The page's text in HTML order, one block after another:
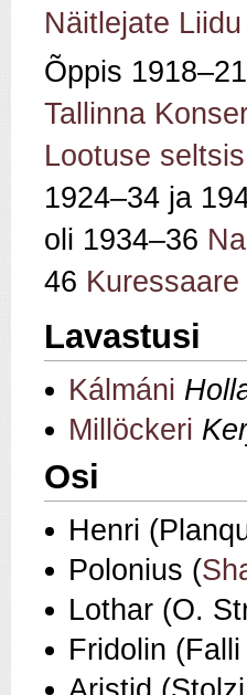
Näitlejate Liidu
Õppis 1918–21
Tallinna
Lootuse seltsis
1924–34 ja
oli 1934–36
46 Kuressaare
Lavastusi
Kálmáni
Millöckeri
Osi
Henri
Polonius (
Lothar (O.
Fridolin (Falli